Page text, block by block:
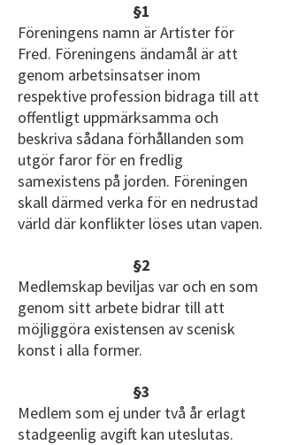
§1
Föreningens namn är Artister för
Fred. Föreningens ändamål är att
genom arbetsinsatser inom
respektive profession bidraga till att
offentligt uppmärksamma och
beskriva sådana förhållanden som
utgör faror för en fredlig
samexistens på jorden. Föreningen
skall därmed verka för en nedrustad
värld där konflikter löses utan vapen.
§2
Medlemskap beviljas var och en som
genom sitt arbete bidrar till att
möjliggöra existensen av scenisk
konst i alla former.
§3
Medlem som ej under två år erlagt
stadgeenlig avgift kan uteslutas.